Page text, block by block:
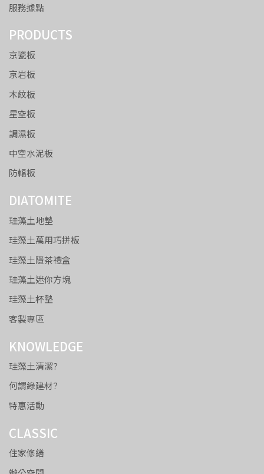
服務據點
PRODUCTS
京瓷板
京岩板
木紋板
星空板
調濕板
中空水泥板
防輻板
DIATOMITE
珪藻土地墊
珪藻土萬用巧拼板
珪藻土隱茶禮盒
珪藻土迷你方塊
珪藻土杯墊
客製專區
KNOWLEDGE
珪藻土清潔?
何謂綠建材?
特惠活動
CLASSIC
住家修繕